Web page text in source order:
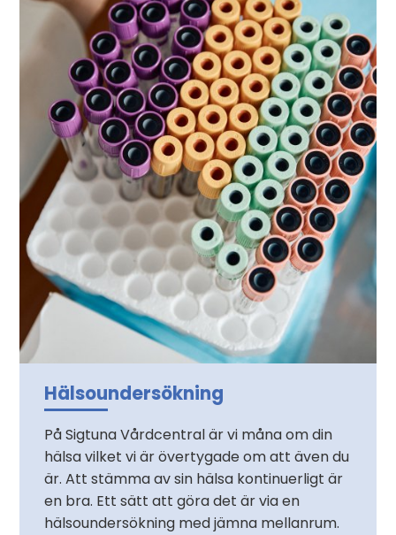
Hälsoundersökning
På Sigtuna Vårdcentral är vi måna om din
hälsa vilket vi är övertygade om att även du
är. Att stämma av sin hälsa kontinuerligt är
en bra. Ett sätt att göra det är via en
hälsoundersökning med jämna mellanrum.